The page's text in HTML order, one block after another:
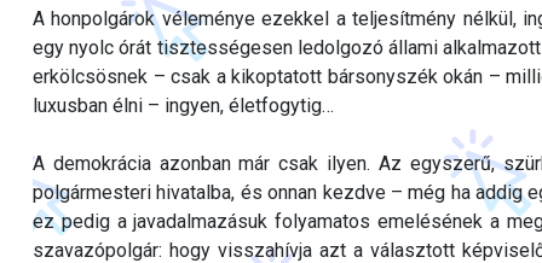
A honpolgárok véleménye ezekkel a teljesítmény nélkül,
egy nyolc órát tisztességesen ledolgozó állami
erkölcsösnek – csak a kikoptatott bársonyszék okán –
luxusban élni – ingyen, életfogytig…
A demokrácia azonban már csak ilyen. Az egyszerű,
polgármesteri hivatalba, és onnan kezdve – még ha addig
ez pedig a javadalmazásuk folyamatos emelésének a
szavazópolgár: hogy visszahívja azt a választott